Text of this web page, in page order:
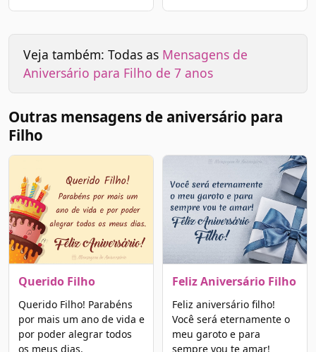
Veja também: Todas as Mensagens de
Aniversário para Filho de 7 anos
Outras mensagens de aniversário para
Filho
Querido Filho
Querido Filho! Parabéns
por mais um ano de vida e
por poder alegrar todos
os meus dias.
Feliz Aniversário Filho
Feliz aniversário filho!
Você será eternamente o
meu garoto e para
sempre vou te amar!